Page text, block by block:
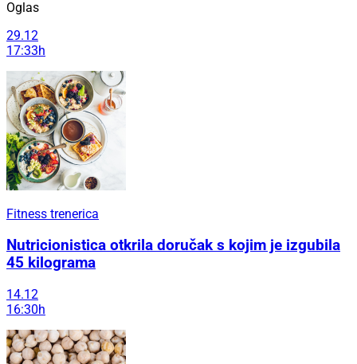
Oglas
29.12
17:33h
Fitness trenerica
Nutricionistica otkrila doručak s kojim je izgubila
45 kilograma
14.12
16:30h